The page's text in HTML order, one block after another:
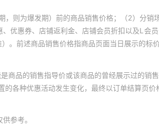
，则为爆发期）前的商品销售价格；（2）分
优惠券、店铺返利金、店铺会员折扣以及L会
。前述商品销售价格指商品页面当日展示的
商品的销售指导价或该商品的曾经展示过的销
各种优惠活动发生变化，最终以订单结算页价
参考。